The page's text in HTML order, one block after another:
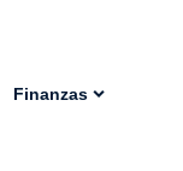
Finanzas